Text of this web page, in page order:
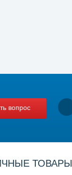
вопрос
ТОВАРЫ